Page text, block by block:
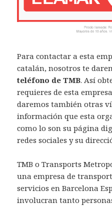
Para contactar a esta
catalán, nosotros te
teléfono de TMB. Así
requieres de esta
daremos también otras
información que esta
como lo son su página
redes sociales y su
TMB o Transports
una empresa de
servicios en Barcelona
involucran tanto